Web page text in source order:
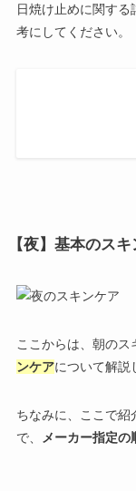
日焼け止めに関す
考にしてください。
【夜】基本のス
ここからは、朝のス
ンケアについて解説
ちなみに、ここで紹
で、 メーカー指定の